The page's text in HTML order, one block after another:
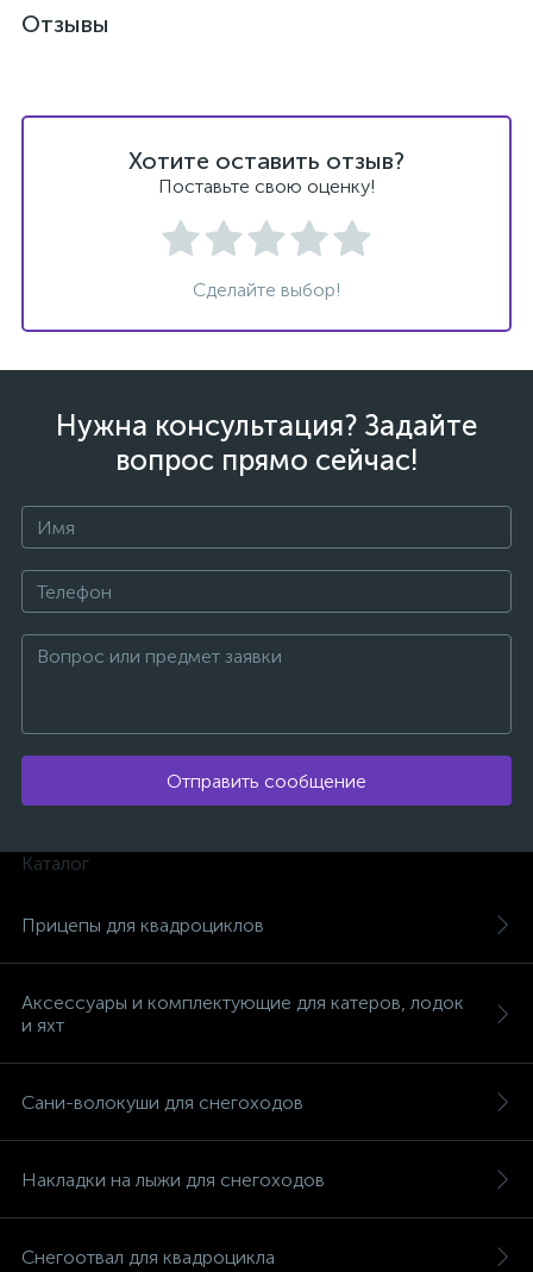
Отзывы
Хотите оставить отзыв?
Поставьте свою оценку!
Сделайте выбор!
Нужна консультация? Задайте
вопрос прямо сейчас!
Отправить сообщение
Каталог
Прицепы для квадроциклов
Аксессуары и комплектующие для катеров, лодок
и яхт
Сани-волокуши для снегоходов
Накладки на лыжи для снегоходов
Снегоотвал для квадроцикла